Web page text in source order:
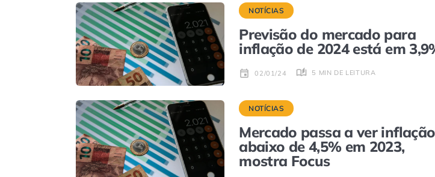
NOTÍCIAS
Previsão do mercado para
inflação de 2024 está em
02/01/24 5 MIN DE LEITURA
NOTÍCIAS
Mercado passa a ver inflação
abaixo de 4,5% em 2023,
mostra Focus